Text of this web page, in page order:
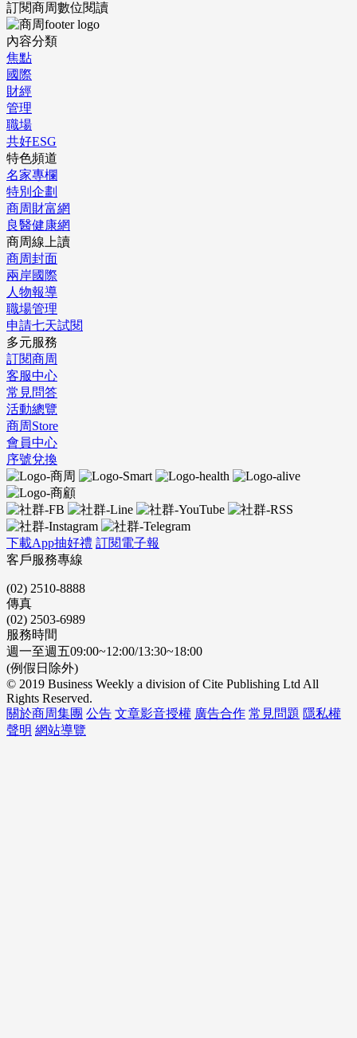
訂閱商周數位閱讀
內容分類
焦點
國際
財經
管理
職場
共好ESG
特色頻道
名家專欄
特別企劃
商周財富網
良醫健康網
商周線上讀
商周封面
兩岸國際
人物報導
職場管理
申請七天試閱
多元服務
訂閱商周
客服中心
常見問答
活動總覽
商周Store
會員中心
序號兌換
下載App抽好禮 訂閱電子報
客戶服務專線
(02) 2510-8888
傳真
(02) 2503-6989
服務時間
週一至週五09:00~12:00/13:30~18:00
(例假日除外)
© 2019 Business Weekly a division of Cite Publishing Ltd All
Rights Reserved.
關於商周集團 公告 文章影音授權 廣告合作 常見問題 隱私權
聲明 網站導覽